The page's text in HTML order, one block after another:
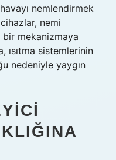
nemlendirmek
nemi
bir mekanizmaya
ısıtma sistemlerinin
nedeniyle yaygın